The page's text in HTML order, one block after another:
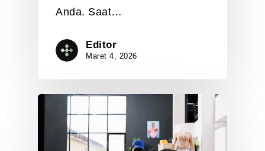
Anda. Saat…
Editor
Maret 4, 2026